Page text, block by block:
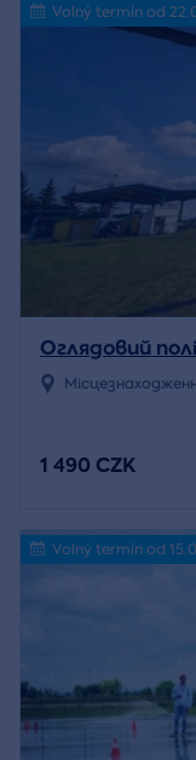
Volný termín od
Оглядовий
1 490 CZK
Volný termín od